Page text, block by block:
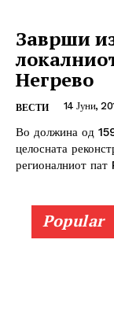
Заврши
Негрево
ВЕСТИ 14 Јуни,
Во должина од
целосната
регионалниот
Popular